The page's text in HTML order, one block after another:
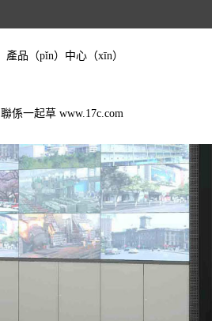
產品（pǐn）中心（xīn）
聯係一起草 www.17c.com